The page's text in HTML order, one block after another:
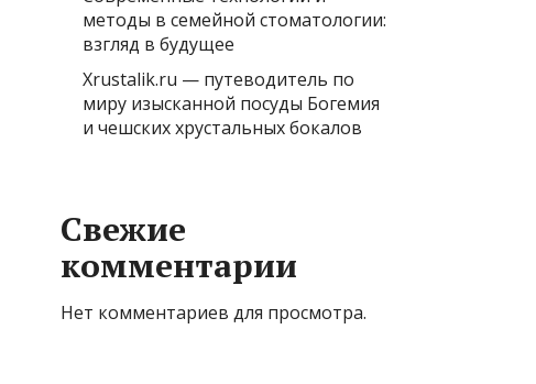
методы в семейной стоматологии:
взгляд в будущее
Xrustalik.ru — путеводитель по
миру изысканной посуды Богемия
и чешских хрустальных бокалов
Свежие
комментарии
Нет комментариев для просмотра.